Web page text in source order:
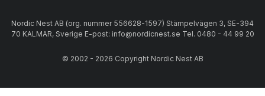
Nordic Nest AB (org. nummer 556628-1597) Stämpelvägen 3, SE-394
70 KALMAR, Sverige E-post: info@nordicnest.se Tel. 0480 - 44 99 20
© 2002 - 2026 Copyright Nordic Nest AB